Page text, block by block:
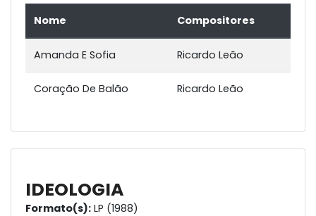
Nome Compositores
Amanda E Sofia Ricardo Leão
Coração De Balão Ricardo Leão
IDEOLOGIA
Formato(s): LP (1988)